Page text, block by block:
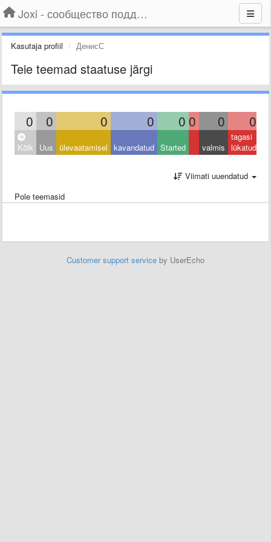
Joxi - сообщество поддержки
Kasutaja profiil ДенисС
Teie teemad staatuse järgi
0 0 0 0 0 0 0 0
Kõik Uus ülevaatamisel kavandatud Started valmis
tagasi
lükatud
Viimati uuendatud
Pole teemasid
Customer support service by UserEcho